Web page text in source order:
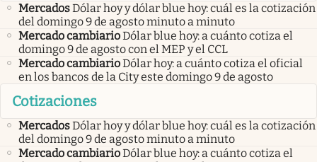
MercadosDólar hoy y dólar blue hoy: cuál es la cotización
del domingo 9 de agosto minuto a minuto
Mercado cambiarioDólar blue hoy: a cuánto cotiza el
domingo 9 de agosto con el MEP y el CCL
Mercado cambiarioDólar hoy: a cuánto cotiza el oficial
en los bancos de la City este domingo 9 de agosto
Cotizaciones
MercadosDólar hoy y dólar blue hoy: cuál es la cotización
del domingo 9 de agosto minuto a minuto
Mercado cambiarioDólar blue hoy: a cuánto cotiza el